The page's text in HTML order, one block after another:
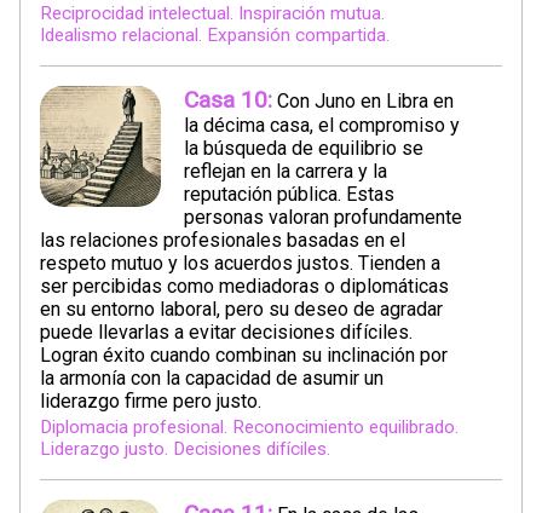
Reciprocidad intelectual. Inspiración mutua.
Idealismo relacional. Expansión compartida.
Casa 10: Con Juno en Libra en
la décima casa, el compromiso y
la búsqueda de equilibrio se
reflejan en la carrera y la
reputación pública. Estas
personas valoran profundamente
las relaciones profesionales basadas en el
respeto mutuo y los acuerdos justos. Tienden a
ser percibidas como mediadoras o diplomáticas
en su entorno laboral, pero su deseo de agradar
puede llevarlas a evitar decisiones difíciles.
Logran éxito cuando combinan su inclinación por
la armonía con la capacidad de asumir un
liderazgo firme pero justo.
Diplomacia profesional. Reconocimiento equilibrado.
Liderazgo justo. Decisiones difíciles.